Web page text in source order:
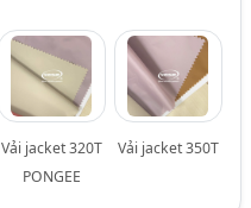
Vải jacket 320T
PONGEE
Vải jacket 350T